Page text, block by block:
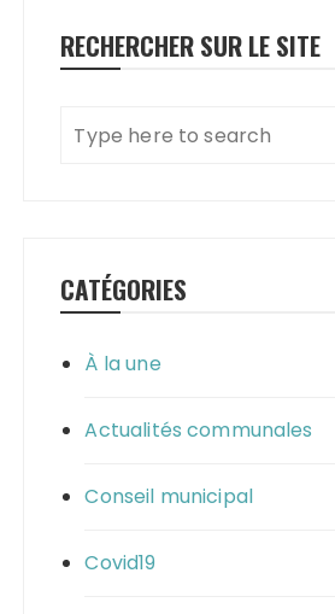
RECHERCHER SUR LE SITE
CATÉGORIES
À la une
Actualités communales
Conseil municipal
Covid19